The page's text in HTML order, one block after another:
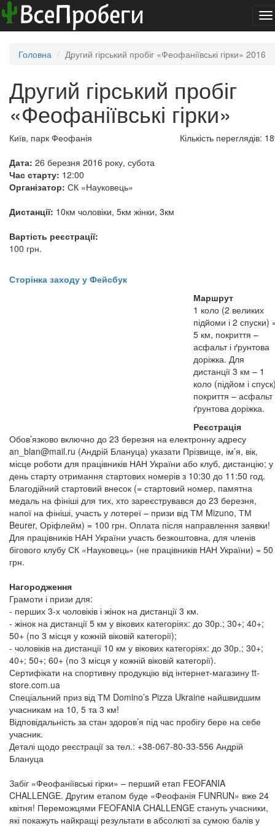
Головна Другий гірський пробіг «Феофаніївські гірки» 2016
Другий гірський пробіг
«Феофаніївські гірки»
Київ, парк Феофанія
Кількість переглядів:
Дата: 26 березня 2016 року, субота
Час старту: 12:00
Організатор: СК «Науковець»
Дистанції: 10км чоловіки, 5км жінки, 3км
Вартість реєстрації:
100 грн.
Сторінка заходу у Фейсбук
Маршрут
1 коло (2 великих
підйоми і 2 спуски)
5 км, покриття –
асфальт і ґрунтова
доріжка. Для
дистанції 3 км – 1
коло (підйом і
покриття – асфальт
ґрунтова доріжка.
Реєстрація
Обов’язково включно до 23 березня на електронну адресу
an_blan@mail.ru (Андрій Блануца) указати Прізвище, ім’я, вік,
місце роботи для працівників НАН України або клуб, дистанцію; у
день старту отримання стартових номерів з 10:30 до 11:50 год.
Благодійний стартовий внесок (= стартовий номер, памятна
медаль на фініші для тих, хто зареєструвався до 23 березня,
напої на фініші, участь у лотереї – призи від ТМ Mizuno, ТМ
Beurer, Оріфлейм) = 100 грн. Оплата після направлення заявки!
Для працівників НАН України участь безкоштовна, для членів
бігового клубу СК «Науковець» (не працівників НАН України) = 50
грн.
Нагородження
Грамоти і призи для:
- перших 3-х чоловіків і жінок на дистанції 3 км.
- жінок на дистанції 5 км у вікових категоріях: до 30р.; 30+; 40+;
50+ (по 3 місця у кожній віковій категорії);
- чоловіків на дистанції 10 км у вікових категоріях: до 30р.; 30+;
40+; 50+; 60+ (по 3 місця у кожній віковій категорії).
Сертифікати на спортивну продукцію від інтернет-магазину tt-
store.com.ua
Спеціальний приз від ТМ Domino’s Pizza Ukraine найшвидшим
учасникам на 10, 5 та 3 км!
Відповідальність за стан здоров’я під час пробігу бере на себе
учасник.
Деталі щодо реєстрації за тел.: +38-067-80-33-556 Андрій
Блануца
Забіг «Феофаніївські гірки» – перший етап FEOFANIA
CHALLENGE. Другим етапом буде «Феофанія FUNRUN» вже 24
квітня! Переможцями FEOFANIA CHALLENGE стануть учасники,
які покажуть найкращі результати в абсолюті за сумою балів у